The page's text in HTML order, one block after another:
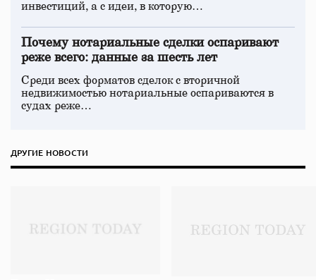
инвестиций, а с идеи, в которую…
Почему нотариальные сделки оспаривают
реже всего: данные за шесть лет
Среди всех форматов сделок с вторичной
недвижимостью нотариальные оспариваются в
судах реже…
ДРУГИЕ НОВОСТИ